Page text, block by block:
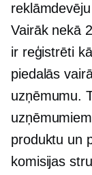
Vairāk nekā
ir reģistrēti
piedalās
uzņēmumu.
produktu un
komisijas